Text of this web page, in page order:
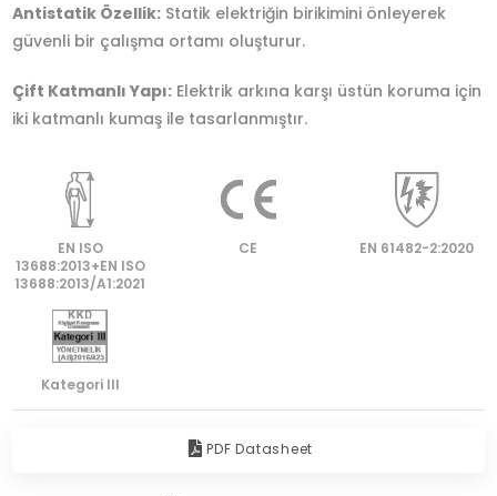
Antistatik Özellik: Statik elektriğin birikimini önleyerek
güvenli bir çalışma ortamı oluşturur.
Çift Katmanlı Yapı: Elektrik arkına karşı üstün koruma için
iki katmanlı kumaş ile tasarlanmıştır.
EN ISO
13688:2013+EN ISO
13688:2013/A1:2021
CE EN 61482-2:2020
Kategori lll
PDF Datasheet